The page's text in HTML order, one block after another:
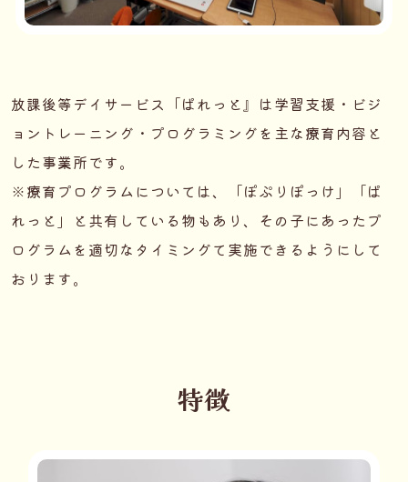
放課後等デイサービス「ぱれっと』は学習支援・ビジ
ョントレーニング・プログラミングを主な療育内容と
した事業所です。
※療育プログラムについては、「ぽぷりぽっけ」「ぱ
れっと」と共有している物もあり、その子にあったプ
ログラムを適切なタイミングて実施できるようにして
おります。
特徴